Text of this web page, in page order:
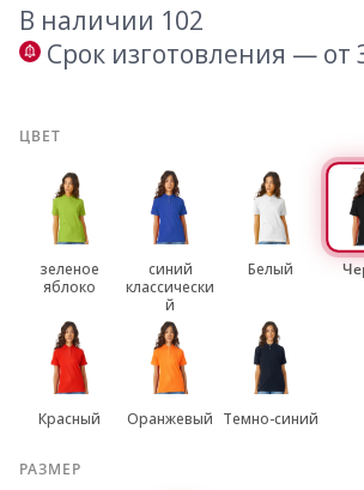
В наличии 102
Срок изготовления — от
ЦВЕТ
зеленое
яблоко
синий
классически
й
Белый
Красный Оранжевый Темно-синий
РАЗМЕР